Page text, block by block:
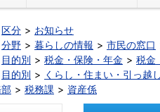
区分
お知らせ
分野 暮らしの情報 市民の窓口
目的別 税金・保険・年金
税金
目的別 くらし・住まい・引っ越し
税務課 資産係